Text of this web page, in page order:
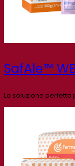
SafAle™
La soluzione perfetta